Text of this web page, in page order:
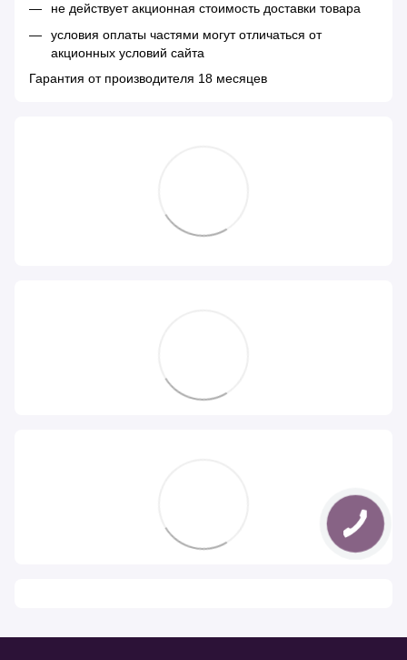
не действует акционная стоимость доставки товара
условия оплаты частями могут отличаться от
акционных условий сайта
Гарантия от производителя 18 месяцев